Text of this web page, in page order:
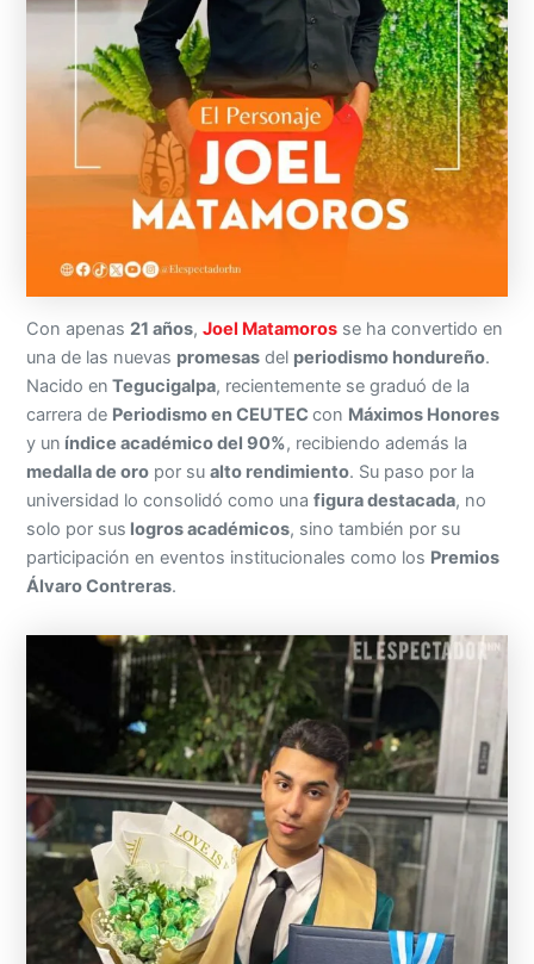
Con apenas 21 años,Joel Matamoros se ha convertido en
una de las nuevas promesas del periodismo hondureño.
Nacido en Tegucigalpa, recientemente se graduó de la
carrera de Periodismo en CEUTECcon Máximos Honores
y un índice académico del 90%, recibiendo además la
medalla de oro por sualto rendimiento. Su paso por la
universidad lo consolidó como unafigura destacada, no
solo por sus logros académicos, sino también por su
participación en eventos institucionales como los Premios
Álvaro Contreras.